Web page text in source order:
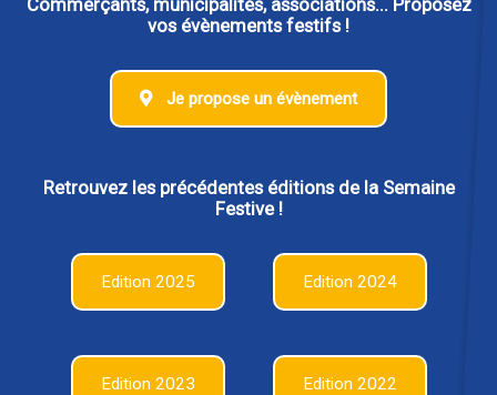
Commerçants, municipalités, associations... Proposez
vos évènements festifs !
Je propose un évènement
Retrouvez les précédentes éditions de la Semaine
Festive !
Edition 2025 Edition 2024
Edition 2023 Edition 2022